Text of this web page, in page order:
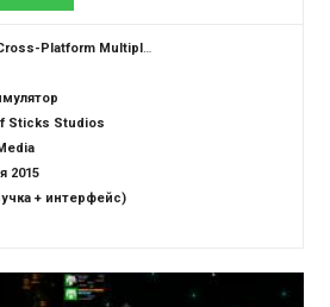
Platform Multiplayer
Sticks Studios
2015
+ интерфейс)